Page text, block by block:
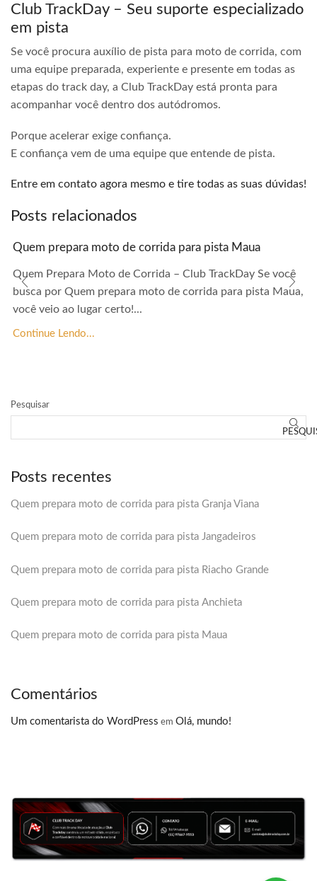
Club TrackDay – Seu suporte especializado
em pista
Se você procura auxílio de pista para moto de corrida, com
uma equipe preparada, experiente e presente em todas as
etapas do track day, a Club TrackDay está pronta para
acompanhar você dentro dos autódromos.
Porque acelerar exige confiança.
E confiança vem de uma equipe que entende de pista.
Entre em contato agora mesmo e tire todas as suas dúvidas!
Posts relacionados
Quem prepara moto de corrida para pista Maua
Quem Prepara Moto de Corrida – Club TrackDay Se você
busca por Quem prepara moto de corrida para pista Maua,
você veio ao lugar certo!...
Continue Lendo...
Pesquisar
Posts recentes
Quem prepara moto de corrida para pista Granja Viana
Quem prepara moto de corrida para pista Jangadeiros
Quem prepara moto de corrida para pista Riacho Grande
Quem prepara moto de corrida para pista Anchieta
Quem prepara moto de corrida para pista Maua
Comentários
Um comentarista do WordPress em Olá, mundo!